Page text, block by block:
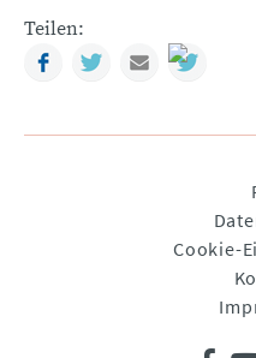
Teilen:
FacebookTwitterMail
Cookie-